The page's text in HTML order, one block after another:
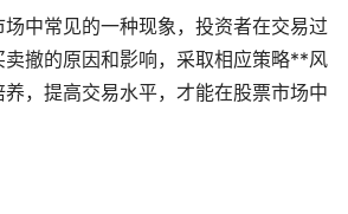
中常见的一种现象，投资者在交易过
撤的原因和影响，采取相应策略**风
，提高交易水平，才能在股票市场中